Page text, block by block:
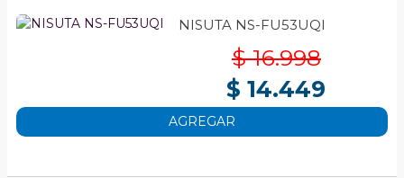
NISUTA NS-FU53UQI
$ 16.998
$ 14.449
AGREGAR